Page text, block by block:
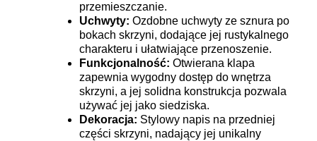
przemieszczanie.
Uchwyty: Ozdobne uchwyty ze sznura po
bokach skrzyni, dodające jej rustykalnego
charakteru i ułatwiające przenoszenie.
Funkcjonalność: Otwierana klapa
zapewnia wygodny dostęp do wnętrza
skrzyni, a jej solidna konstrukcja pozwala
używać jej jako siedziska.
Dekoracja: Stylowy napis na przedniej
części skrzyni, nadający jej unikalny